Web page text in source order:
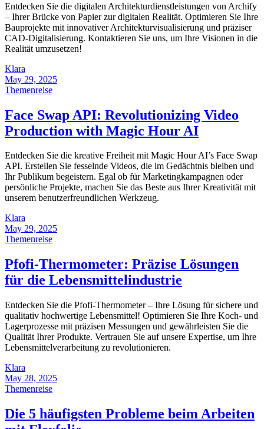
Entdecken Sie die digitalen Architekturdienstleistungen von Archify
– Ihrer Brücke von Papier zur digitalen Realität. Optimieren Sie Ihre
Bauprojekte mit innovativer Architekturvisualisierung und präziser
CAD-Digitalisierung. Kontaktieren Sie uns, um Ihre Visionen in die
Realität umzusetzen!
Klara
May 29, 2025
Themenreise
Face Swap API: Revolutionizing Video
Production with Magic Hour AI
Entdecken Sie die kreative Freiheit mit Magic Hour AI’s Face Swap
API. Erstellen Sie fesselnde Videos, die im Gedächtnis bleiben und
Ihr Publikum begeistern. Egal ob für Marketingkampagnen oder
persönliche Projekte, machen Sie das Beste aus Ihrer Kreativität mit
unserem benutzerfreundlichen Werkzeug.
Klara
May 29, 2025
Themenreise
Pfofi-Thermometer: Präzise Lösungen
für die Lebensmittelindustrie
Entdecken Sie die Pfofi-Thermometer – Ihre Lösung für sichere und
qualitativ hochwertige Lebensmittel! Optimieren Sie Ihre Koch- und
Lagerprozesse mit präzisen Messungen und gewährleisten Sie die
Qualität Ihrer Produkte. Vertrauen Sie auf unsere Expertise, um Ihre
Lebensmittelverarbeitung zu revolutionieren.
Klara
May 28, 2025
Themenreise
Die 5 häufigsten Probleme beim Arbeiten